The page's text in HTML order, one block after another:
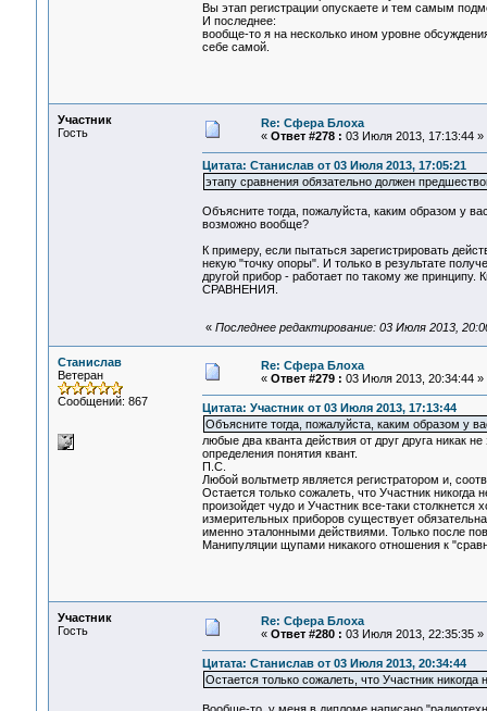
Вы этап регистрации опускаете и тем самым
И последнее:
вообще-то я на несколько ином уровне
себе самой.
Участник
Гость
Re: Сфера Блоха
« Ответ #278 : 03 Июля 2013, 17:13:44 »
Цитата: Станислав от 03 Июля 2013, 17:05:21
этапу сравнения обязательно должен
Объясните тогда, пожалуйста, каким образом у
возможно вообще?
К примеру, если пытаться зарегистрировать
некую "точку опоры". И только в результате
другой прибор - работает по такому же
СРАВНЕНИЯ.
« Последнее редактирование: 03 Июля 2013,
Станислав
Ветеран
Сообщений: 867
Re: Сфера Блоха
« Ответ #279 : 03 Июля 2013, 20:34:44 »
Цитата: Участник от 03 Июля 2013, 17:13:44
Объясните тогда, пожалуйста, каким образом у
любые два кванта действия от друг друга никак
определения понятия квант.
П.С.
Любой вольтметр является регистратором и,
Остается только сожалеть, что Участник
произойдет чудо и Участник все-таки
измерительных приборов существует
именно эталонными действиями. Только после
Манипуляции щупами никакого отношения к
Участник
Гость
Re: Сфера Блоха
« Ответ #280 : 03 Июля 2013, 22:35:35 »
Цитата: Станислав от 03 Июля 2013, 20:34:44
Остается только сожалеть, что Участник